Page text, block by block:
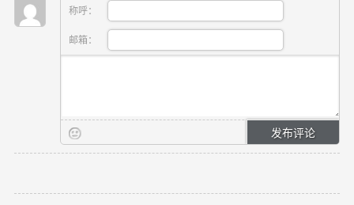
称呼：
邮箱：